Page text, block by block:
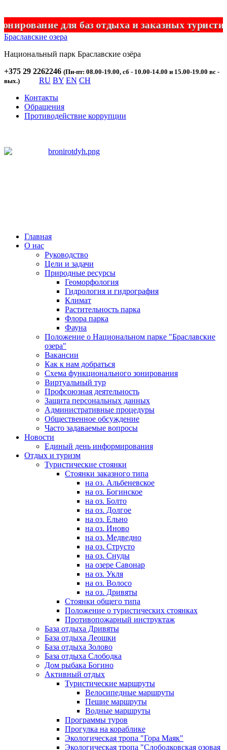
для баз отдыха и заказных
Браславские озера
Национальный парк Браславские озёра
+375 29 2262246 (Пн-пт: 08.00-19.00, сб - 10.00-14.00 и 15.00-19.00 вс -
вых.)
RU BY EN CH
Контакты
Обращения
Противодействие коррупции
Главная
О нас
Руководство
Цели и задачи
Природные ресурсы
Геоморфология
Гидрология и гидрография
Климат
Растительность парка
Флора парка
Фауна
Положение о Национальном парке "Браславские
озера"
Вакансии
Как к нам добраться
Схема функционального зонирования
Виртуальный тур
Профсоюзная деятельность
Защита персональных данных
Административные процедуры
Общественное обсуждение
Часто задаваемые вопросы
Новости
Единый день информирования
Отдых и туризм
Туристические стоянки
Стоянки заказного типа
на оз. Альбеневское
на оз. Богинское
на оз. Болто
на оз. Долгое
на оз. Ельно
на оз. Иново
на оз. Медведно
на оз. Струсто
на оз. Снуды
на озере Савонар
на оз. Укля
на оз. Волосо
на оз. Дривяты
Стоянки общего типа
Положение о туристических стоянках
Противопожарный инструктаж
База отдыха Дривяты
База отдыха Леошки
База отдыха Золово
База отдыха Слободка
Дом рыбака Богино
Активный отдых
Туристические маршруты
Велосипедные маршруты
Пешие маршруты
Водные маршруты
Программы туров
Прогулка на кораблике
Экологическая тропа "Гора Маяк"
Экологическая тропа "Слободковская озовая